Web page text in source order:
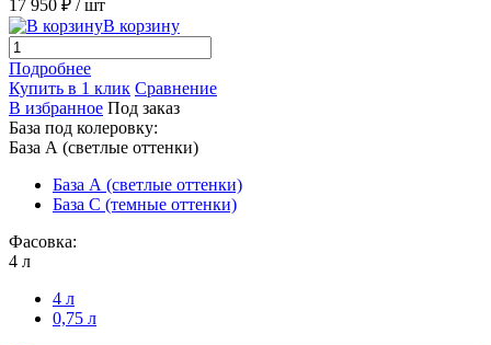
17 950 ₽ / шт
В корзину
Подробнее
Купить в 1 клик Сравнение
В избранное Под заказ
База под колеровку:
База А (светлые оттенки)
База А (светлые оттенки)
База С (темные оттенки)
Фасовка:
4 л
4 л
0,75 л